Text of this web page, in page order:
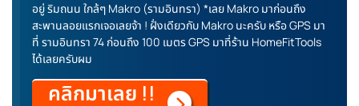
อยู่ ริมถนน ใกล้ๆ Makro (รามอินทรา) *เลย Makro มาก่อนถึง
สะพานลอยแรกเจอเลยจ้า ! ฝั่งเดียวกับ Makro นะครับ หรือ GPS มา
ที่ รามอินทรา 74 ก่อนถึง 100 เมตร GPS มาที่ร้าน HomeFitTools
ได้เลยครับผม
คลิกมาเลย !!